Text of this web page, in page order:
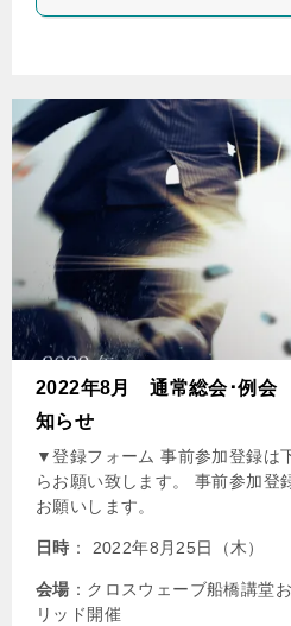
2022年8月 通常総会･例会
知らせ
▼登録フォーム 事前参加登録は
らお願い致します。 事前参加登
お願いします。
日時 ： 2022年8月25日（木）
会場 ：クロスウェーブ船橋講堂
リッド開催